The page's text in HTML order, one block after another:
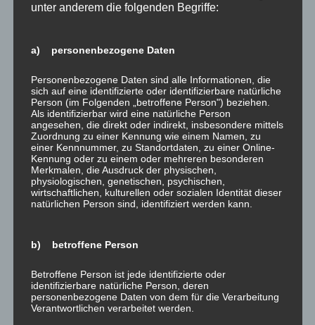
Mai 2023 – Schimmelsanierung in einem
Mehrfamilienhaus in Daun
Konzept
Schimmelsanierung
Putzarbeiten
unter anderem die folgenden Begriffe:
a) personenbezogene Daten
Personenbezogene Daten sind alle Informationen, die
sich auf eine identifizierte oder identifizierbare natürliche
Person (im Folgenden „betroffene Person") beziehen.
Als identifizierbar wird eine natürliche Person
angesehen, die direkt oder indirekt, insbesondere mittels
Zuordnung zu einer Kennung wie einem Namen, zu
einer Kennnummer, zu Standortdaten, zu einer Online-
Kennung oder zu einem oder mehreren besonderen
Merkmalen, die Ausdruck der physischen,
physiologischen, genetischen, psychischen,
wirtschaftlichen, kulturellen oder sozialen Identität dieser
natürlichen Person sind, identifiziert werden kann.
b) betroffene Person
Betroffene Person ist jede identifizierte oder
identifizierbare natürliche Person, deren
personenbezogene Daten von dem für die Verarbeitung
Verantwortlichen verarbeitet werden.